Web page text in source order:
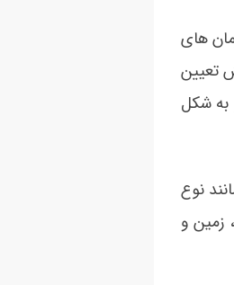
های
تعیین
به شکل
نوع
زمین و